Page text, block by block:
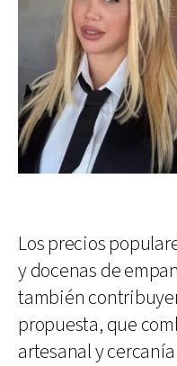
Los precios
y docenas de
también
propuesta, que
artesanal y